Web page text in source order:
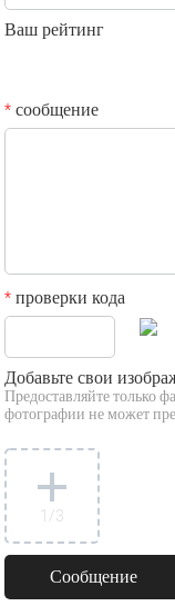
Ваш рейтинг
*сообщение
*проверки кода
Добавьте свои
Предоставляйте только
фотографии не может
1/3